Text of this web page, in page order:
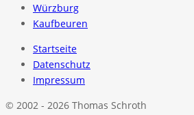
Würzburg
Kaufbeuren
Startseite
Datenschutz
Impressum
© 2002 - 2026 Thomas Schroth